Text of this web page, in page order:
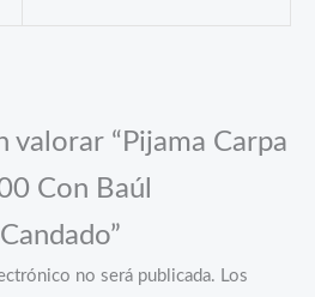
valorar “Pijama Carpa
Con Baúl
no será publicada. Los